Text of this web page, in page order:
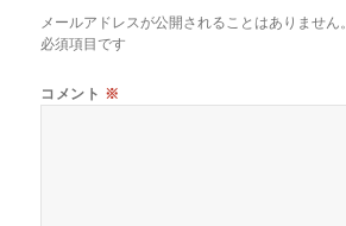
メールアドレスが公開されることはありません。
必須項目です
コメント ※